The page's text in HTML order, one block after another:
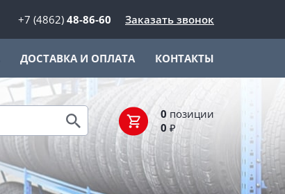
+7 (4862) 48-86-60 Заказать звонок
ДОСТАВКА И ОПЛАТА КОНТАКТЫ
0 позиции
0 ₽